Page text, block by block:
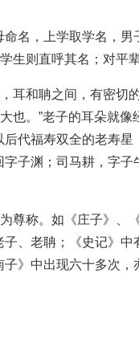
名，上学取学名，
生则直呼其名；对平
耳和聃之间，有密切
也。”老子的耳朵就像
代福寿双全的老寿星
子渊；司马耕，字
尊称。如《庄子》、
、老聃；《史记》
》中出现六十多次